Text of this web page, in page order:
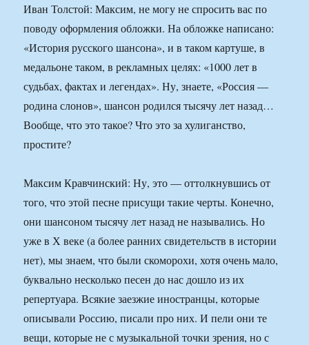
Иван Толстой: Максим, не могу не спросить вас по
поводу оформления обложки. На обложке написано:
«История русского шансона», и в таком картуше, в
медальоне таком, в рекламных целях: «1000 лет в
судьбах, фактах и легендах». Ну, знаете, «Россия —
родина слонов», шансон родился тысячу лет назад…
Вообще, что это такое? Что это за хулиганство,
простите?
Максим Кравчинский: Ну, это — оттолкнувшись от
того, что этой песне присущи такие черты. Конечно,
они шансоном тысячу лет назад не назывались. Но
уже в Х веке (а более ранних свидетельств в истории
нет), мы знаем, что были скоморохи, хотя очень мало,
буквально несколько песен до нас дошло из их
репертуара. Всякие заезжие иностранцы, которые
описывали Россию, писали про них. И пели они те
вещи, которые не с музыкальной точки зрения, но с